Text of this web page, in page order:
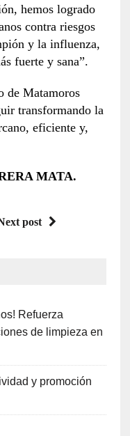
hemos logrado
contra riesgos
y la influenza,
fuerte y sana”.
de Matamoros
transformando la
eficiente y,
MATA.
post
Refuerza
de limpieza en
y promoción